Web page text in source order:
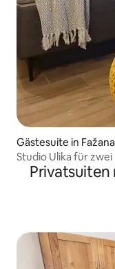
Gästesuite in Fažana
Studio Ulika für zwei
Privatsuiten